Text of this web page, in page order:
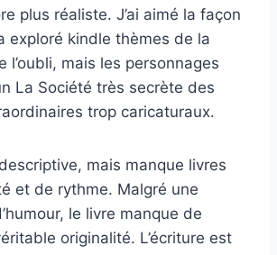
plus réaliste. J’ai aimé la façon
exploré kindle thèmes de la
l’oubli, mais les personnages
La Société très secrète des
trop caricaturaux.
mais manque livres
et de rythme. Malgré une
le livre manque de
originalité. L’écriture est